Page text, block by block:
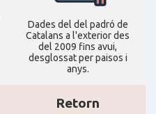
Dades del del padró de
Catalans a l'exterior des
del 2009 fins avui,
desglossat per paisos i
anys.
Retorn